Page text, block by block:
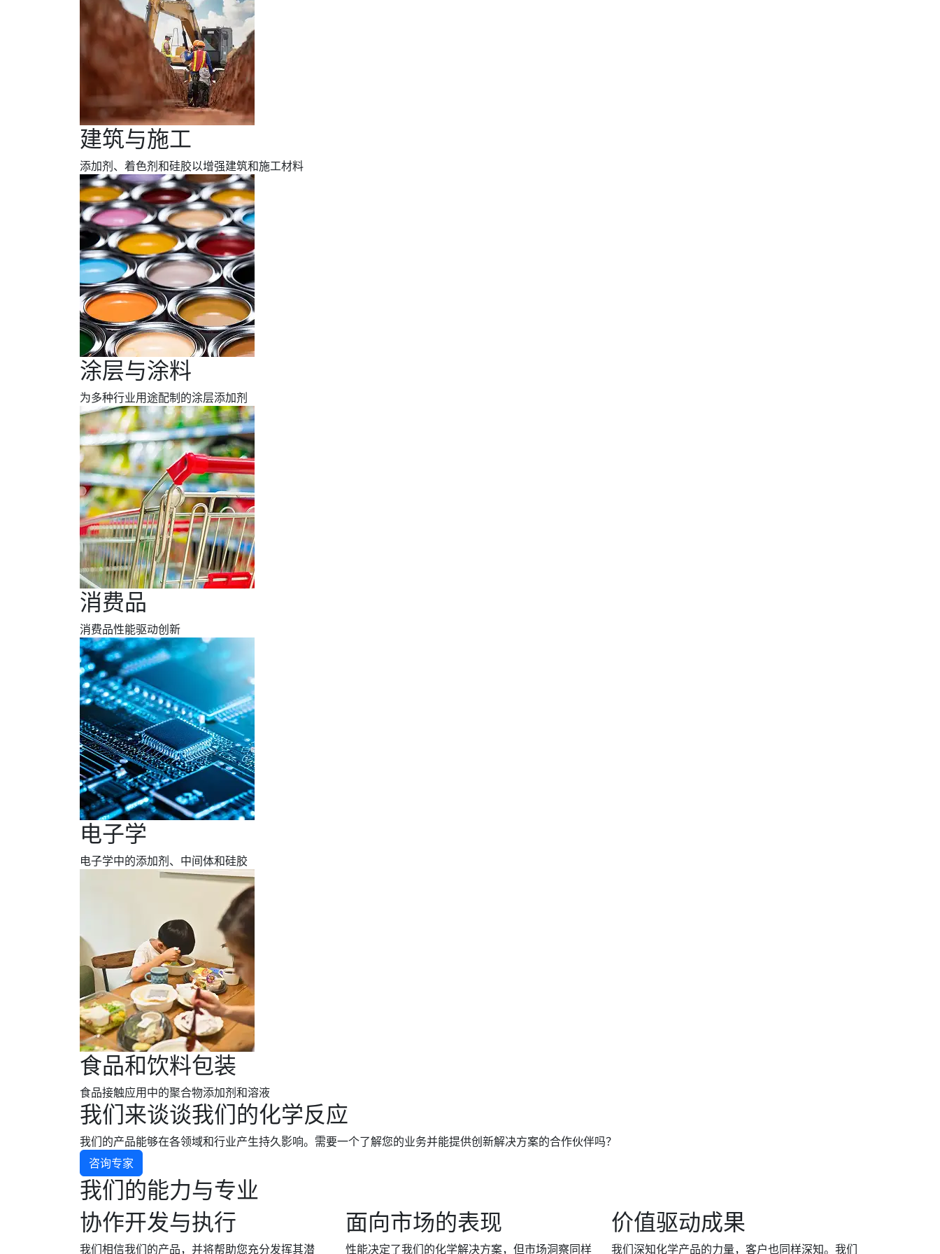
建筑与施工
添加剂、着色剂和硅胶以增强建筑和施工材料
涂层与涂料
为多种行业用途配制的涂层添加剂
消费品
消费品性能驱动创新
电子学
电子学中的添加剂、中间体和硅胶
食品和饮料包装
食品接触应用中的聚合物添加剂和溶液
我们来谈谈我们的化学反应
我们的产品能够在各领域和行业产生持久影响。需要一个了解您的业务并能提供创新解决方案的合作伙伴吗？
咨询专家
我们的能力与专业
协作开发与执行
我们相信我们的产品，并将帮助您充分发挥其潜
面向市场的表现
性能决定了我们的化学解决方案，但市场洞察同样
价值驱动成果
我们深知化学产品的力量，客户也同样深知。我们